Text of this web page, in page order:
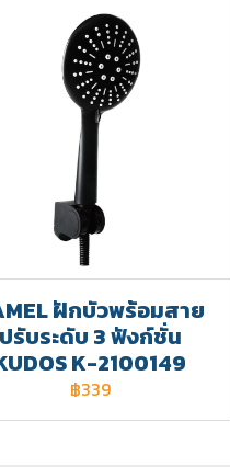
ฝักบัวพร้อมสาย
ปรับระดับ 3 ฟังก์ชั่น
K-2100149
฿339